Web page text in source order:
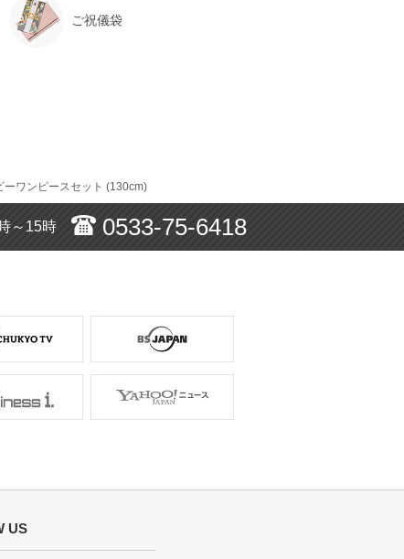
使用シーン : 入園・入学式
使用地域 : 神奈川県
BG0029
サイズ :
ご祝儀袋
ワンピースセット (130cm)
～15時 0533-75-6418
US